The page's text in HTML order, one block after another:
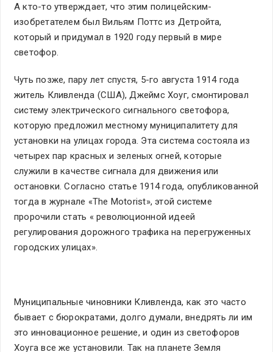
А кто-то утверждает, что этим полицейским-
изобретателем был Вильям Поттс из Детройта,
который и придумал в 1920 году первый в мире
светофор.
Чуть позже, пару лет спустя, 5-го августа 1914 года
житель Кливленда (США), Джеймс Хоуг, смонтировал
систему электрического сигнального светофора,
которую предложил местному муниципалитету для
установки на улицах города. Эта система состояла из
четырех пар красных и зеленых огней, которые
служили в качестве сигнала для движения или
остановки. Согласно статье 1914 года, опубликованной
тогда в журнале «The Motorist», этой системе
пророчили стать « революционной идеей
регулирования дорожного трафика на перегруженных
городских улицах».
Муниципальные чиновники Кливленда, как это часто
бывает с бюрократами, долго думали, внедрять ли им
это инновационное решение, и один из светофоров
Хоуга все же установили. Так на планете Земля